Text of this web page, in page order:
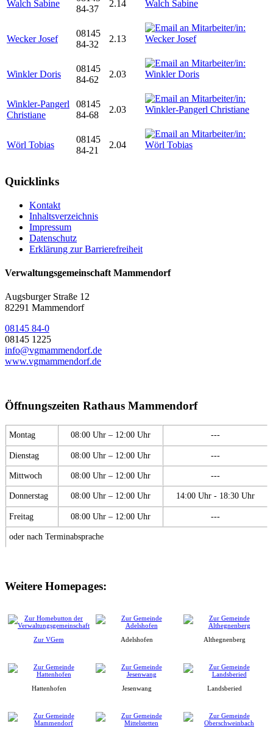
Walch Sabine
84-37
2.14
Wecker Josef
08145
84-32
2.13
Winkler Doris
08145
84-62
2.03
Winkler-Pangerl
Christiane
08145
84-68
2.03
Wörl Tobias
08145
84-21
2.04
Quicklinks
Kontakt
Inhaltsverzeichnis
Impressum
Datenschutz
Erklärung zur Barrierefreiheit
Verwaltungsgemeinschaft Mammendorf
Augsburger Straße 12
82291 Mammendorf
08145 84-0
08145 1225
info@vgmammendorf.de
www.vgmammendorf.de
Öffnungszeiten Rathaus Mammendorf
Montag 08:00 Uhr – 12:00 Uhr ---
Dienstag 08:00 Uhr – 12:00 Uhr ---
Mittwoch 08:00 Uhr – 12:00 Uhr ---
Donnerstag 08:00 Uhr – 12:00 Uhr 14:00 Uhr - 18:30 Uhr
Freitag 08:00 Uhr – 12:00 Uhr ---
oder nach Terminabsprache
Weitere Homepages:
Zur VGem Adelshofen Althegnenberg
Hattenhofen Jesenwang Landsberied